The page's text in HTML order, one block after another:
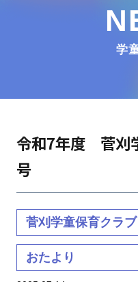
学
令和7年度 菅刈
号
菅刈学童保育クラブ
おたより